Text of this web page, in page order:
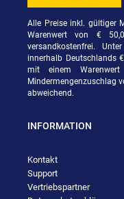
Alle Preise inkl. gültiger
Warenwert von €
versandkostenfrei.
innerhalb Deutschlands
mit einem
Mindermengenzuschlag
abweichend.
INFORMATION
Kontakt
Support
Vertriebspartner